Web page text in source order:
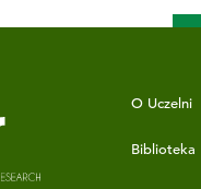
O Uczelni
Biblioteka